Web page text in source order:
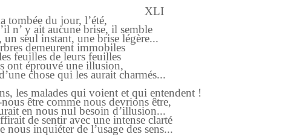
XLI
tombée du jour, l’été,
n’ y ait aucune brise, il semble
un seul instant, une brise légère...
demeurent immobiles
feuilles de leurs feuilles
ont éprouvé une illusion,
chose qui les aurait charmés...
les malades qui voient et qui entendent !
être comme nous devrions être,
en nous nul besoin d’illusion...
de sentir avec une intense clarté
nous inquiéter de l’usage des sens...